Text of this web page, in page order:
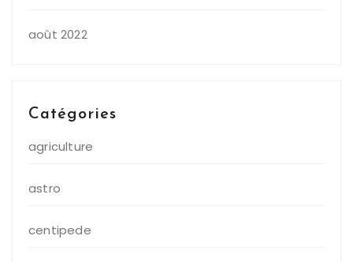
août 2022
Catégories
agriculture
astro
centipede